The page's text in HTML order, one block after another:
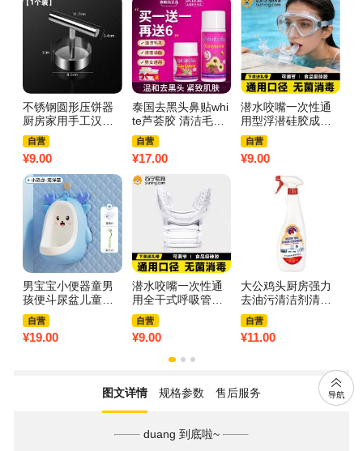
不锈钢圆形压饼器
厨房家用手工汉堡
肉饼牛肉饼diy饭团
饺子皮模具3759Z
【1个装】压饼器加
厚款-易清洗
自营
¥9.00
泰国去黑头鼻贴whi
te芦荟胶 清洁毛孔
套装鼻头收缩Garys
oon粉刺贴3759A 3
盒【黑水2+收水1
+纸4+棉签2】
自营
¥17.00
潜水咬嘴一次性通
用型浮潜硅胶成人
呼吸管装备二级头
浮潜配件3759Z 成
人透明色*2【深潜
浮潜通用型】
自营
¥9.00
男宝宝小便器童男
孩便斗尿盆儿童尿
壶马桶挂墙式站立
便池尿尿神器3759
小恐龙款-海洋蓝
自营
¥19.00
潜水咬嘴一次性通
用全干式呼吸管配
件二级头硅胶浮潜
装备成人专业3759
Z 成人透明色*2
【深潜浮潜通用
自营
¥9.00
大公鸡头厨房强力
去油污清洁剂清洗
神器官方旗舰店重
油污净油烟机3759
A 大公鸡油污净625
自营
¥11.00
图文详情 规格参数 售后服务
duang 到底啦~